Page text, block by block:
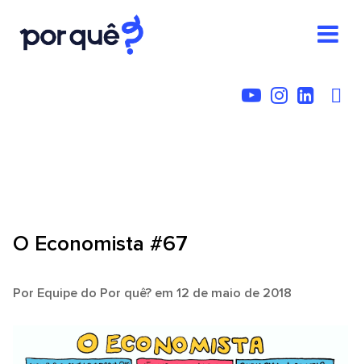
O Economista #67
Por Equipe do Por quê? em 12 de maio de 2018